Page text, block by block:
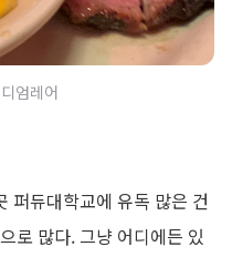
엄레어
퍼듀대학교에 유독 많은 건
로 많다. 그냥 어디에든 있